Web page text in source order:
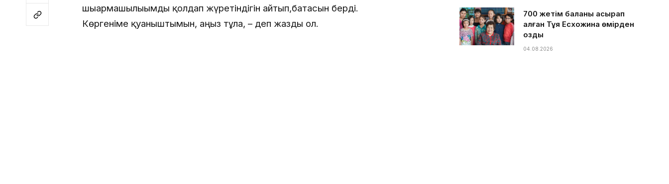
шығармашылығымды қолдап жүретіндігін айтып,батасын берді.
Көргеніме қуаныштымын, аңыз тұлға, – деп жазды ол.
700 жетім баланы асырап
алған Тұяқ Есхожина өмірден
озды
04.08.2026